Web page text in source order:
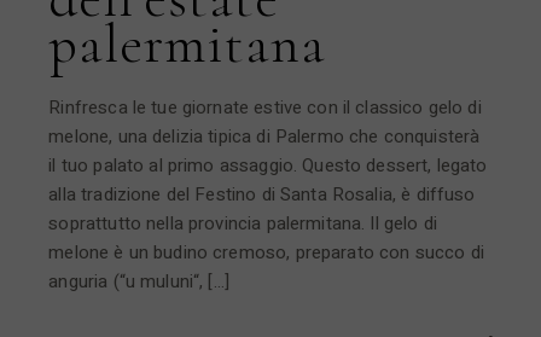
palermitana
Rinfresca le tue giornate estive con il classico gelo di
melone, una delizia tipica di Palermo che conquisterà
il tuo palato al primo assaggio. Questo dessert, legato
alla tradizione del Festino di Santa Rosalia, è diffuso
soprattutto nella provincia palermitana. Il gelo di
melone è un budino cremoso, preparato con succo di
anguria (“u muluni“, […]